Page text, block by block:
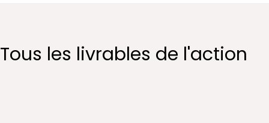
Tous les livrables de l'action